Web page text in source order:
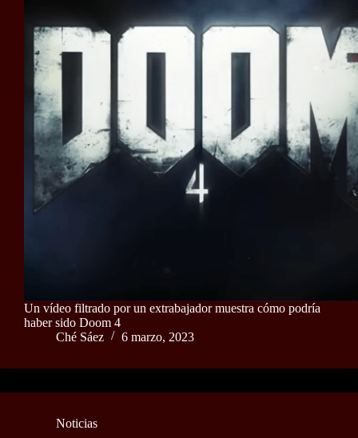
Un vídeo filtrado por un extrabajador muestra cómo podría
haber sido Doom 4
Ché Sáez
6 marzo, 2023
Noticias